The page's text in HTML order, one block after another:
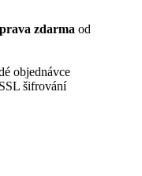
zdarma od
objednávce
šifrování